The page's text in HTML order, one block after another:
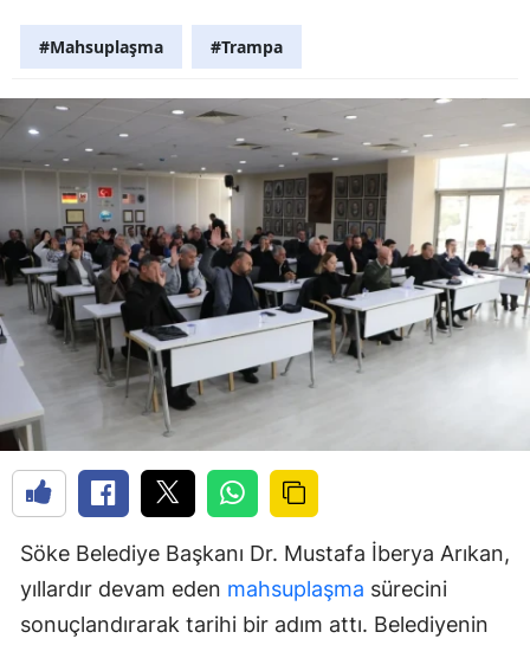
#Mahsuplaşma #Trampa
Söke Belediye Başkanı Dr. Mustafa İberya Arıkan,
yıllardır devam eden mahsuplaşma sürecini
sonuçlandırarak tarihi bir adım attı. Belediyenin